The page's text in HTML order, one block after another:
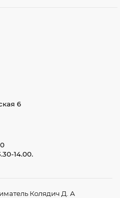
состояние ручек и
сохранить
вид даже при
автомобиля. Ваши
магазине
выбрать подходящую
фильтр по марке
Все товары
6
14.00.
Колядич Д. А